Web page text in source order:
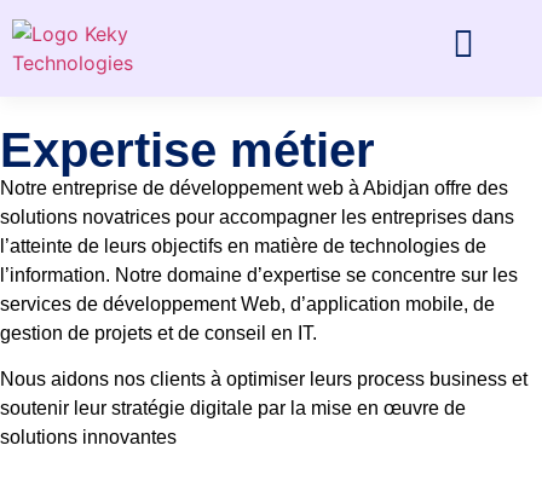
Expertise métier
Notre entreprise de développement web à Abidjan offre des
solutions novatrices pour accompagner les entreprises dans
l’atteinte de leurs objectifs en matière de technologies de
l’information. Notre domaine d’expertise se concentre sur les
services de développement Web, d’application mobile, de
gestion de projets et de conseil en IT.
Nous aidons nos clients à optimiser leurs process business et
soutenir leur stratégie digitale par la mise en œuvre de
solutions innovantes